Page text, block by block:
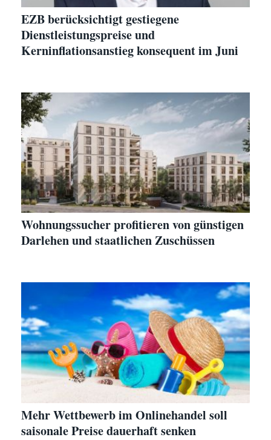
EZB berücksichtigt gestiegene
Dienstleistungspreise und
Kerninflationsanstieg konsequent im Juni
Wohnungssucher profitieren von günstigen
Darlehen und staatlichen Zuschüssen
Mehr Wettbewerb im Onlinehandel soll
saisonale Preise dauerhaft senken